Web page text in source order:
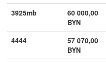
3925mb
60 000,00
BYN
4444
57 070,00
BYN